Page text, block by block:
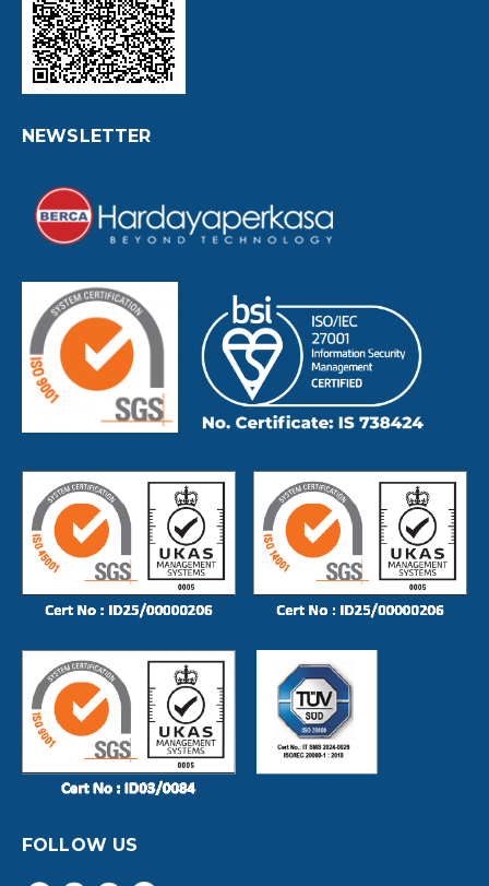
NEWSLETTER
FOLLOW US